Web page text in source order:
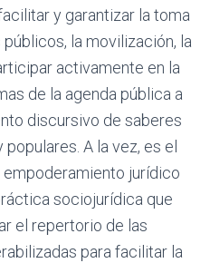
y garantizar la toma
la movilización, la
activamente en la
de la agenda pública a
discursivo de saberes
A la vez, es el
jurídico
sociojurídica que
el repertorio de las
para facilitar la